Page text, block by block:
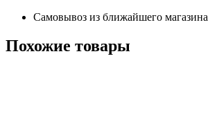
Самовывоз из ближайшего магазина
Похожие товары